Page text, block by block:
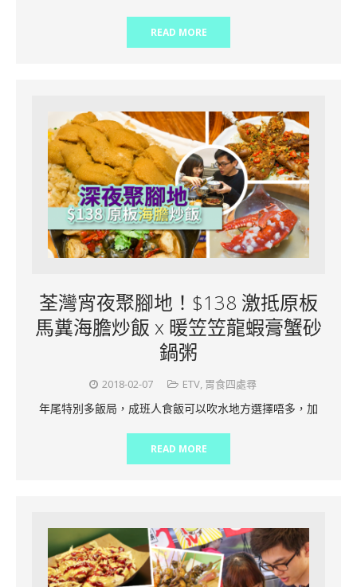
READ MORE
荃灣宵夜聚腳地！$138 激抵原板
馬糞海膽炒飯 x 暖笠笠龍蝦膏蟹砂
鍋粥
2018-02-07 ETV, 胃食四處尋
年尾特別多飯局，成班人食飯可以吹水地方選擇唔多，加
READ MORE